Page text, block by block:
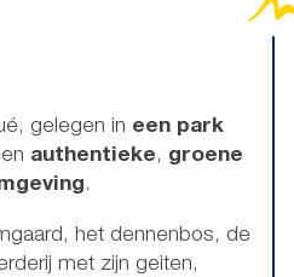
gelegen in een park
authentieke, groene
.
het dennenbos, de
met zijn geiten,